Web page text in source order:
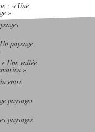
: « Une
»
paysage
Une vallée
»
entre
paysager
paysages